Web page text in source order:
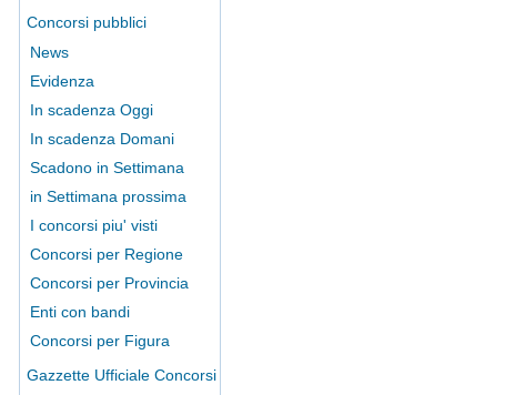
Concorsi pubblici
News
Evidenza
In scadenza Oggi
In scadenza Domani
Scadono in Settimana
in Settimana prossima
I concorsi piu' visti
Concorsi per Regione
Concorsi per Provincia
Enti con bandi
Concorsi per Figura
Gazzette Ufficiale Concorsi